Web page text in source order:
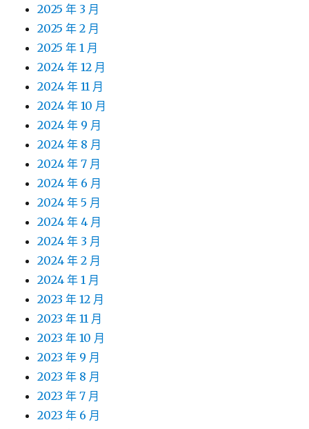
2025 年 3 月
2025 年 2 月
2025 年 1 月
2024 年 12 月
2024 年 11 月
2024 年 10 月
2024 年 9 月
2024 年 8 月
2024 年 7 月
2024 年 6 月
2024 年 5 月
2024 年 4 月
2024 年 3 月
2024 年 2 月
2024 年 1 月
2023 年 12 月
2023 年 11 月
2023 年 10 月
2023 年 9 月
2023 年 8 月
2023 年 7 月
2023 年 6 月